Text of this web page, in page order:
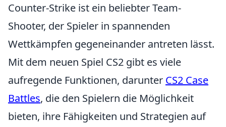
Counter-Strike ist ein beliebter Team-
Shooter, der Spieler in spannenden
Wettkämpfen gegeneinander antreten lässt.
Mit dem neuen Spiel CS2 gibt es viele
aufregende Funktionen, darunter CS2 Case
Battles, die den Spielern die Möglichkeit
bieten, ihre Fähigkeiten und Strategien auf